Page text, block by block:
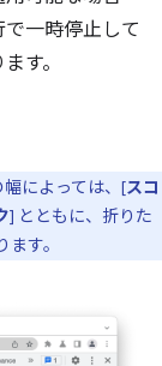
一時停止して
す。
幅によっては、[スコ
] とともに、折りた
す。